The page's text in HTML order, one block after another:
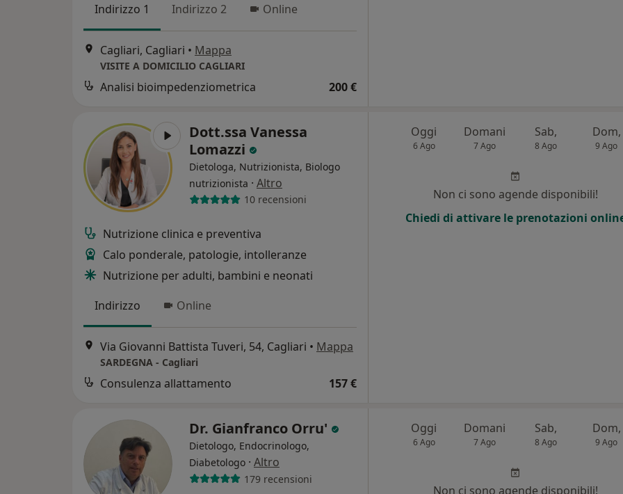
Indirizzo 1 Indirizzo 2 Online
Cagliari, Cagliari • Mappa
VISITE A DOMICILIO CAGLIARI
Analisi bioimpedenziometrica 200 €
Dott.ssa Vanessa
Lomazzi
Dietologa, Nutrizionista, Biologo
nutrizionista · Altro
10 recensioni
Nutrizione clinica e preventiva
Calo ponderale, patologie, intolleranze
Nutrizione per adulti, bambini e neonati
Indirizzo
Online
Via Giovanni Battista Tuveri, 54, Cagliari • Mappa
SARDEGNA - Cagliari
Consulenza allattamento 157 €
Oggi
6 Ago
Domani
7 Ago
Sab,
8 Ago
Dom,
9 Ago
Non ci sono agende disponibili!
Chiedi di attivare le prenotazioni
Dr. Gianfranco Orru'
Dietologo, Endocrinologo,
Diabetologo · Altro
179 recensioni
Oggi
6 Ago
Domani
7 Ago
Sab,
8 Ago
Dom,
9 Ago
Non ci sono agende disponibili!